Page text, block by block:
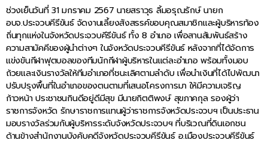
ช่วงเย็นวันที่ 31 มกราคม 2567 นายสราวุธ ลิ้มอรุณรักษ์ นายก
อบจ.ประจวบคีรีขันธ์ จัดงานเลี้ยงสังสรรค์ขอบคุณสมาชิกและผู้บริหารท้อง
ถิ่นทุกแห่งในจังหวัดประจวบคีรีขันธ์ ทั้ง 8 อำเภอ เพื่อสานสัมพันธ์สร้าง
ความสามัคคีของผู้นำต่างๆ ในจังหวัดประจวบคีรีขันธ์ หลังจากที่ได้จัดการ
แข่งขันกีฬาฟุตบอลของทีมนักกีฬาผู้บริหารในแต่ละอำเภอ พร้อมทั้งมอบ
ถ้วยและเงินรางวัลให้ทีมอำเภอที่ชนะเลิศตามลำดับ เพื่อนำเงินที่ได้ไปพัฒนา
ปรับปรุงพื้นที่ในอำเภอของตนตามที่เสนอโครงการมา ให้มีความเจริญ
ก้าวหน้า ประชาชนกินดีอยู่ดีมีสุข มีนายกิตติพงษ์ สุขภาคกุล รองผู้ว่า
ราชการจังหวัด รักษาราชการแทนผู้ว่าราชการจังหวัดประจวบฯ เป็นประธาน
มอบรางวัลร่วมกับผู้บริหารระดับจังหวัดประจวบฯ ที่บริเวณที่ดินเอกชน
ด้านข้างสำนักงานบังคับคดีจังหวัดประจวบคีรีขันธ์ อ.เมืองประจวบคีรีขันธ์